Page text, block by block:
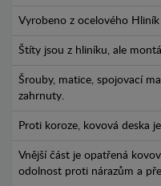
Vyrobeno z ocelového
Štíty jsou z hliníku, ale
Šrouby, matice, spojovací
zahrnuty.
Proti koroze, kovová deska
Vnější část je opatřená
odolnost proti nárazům a